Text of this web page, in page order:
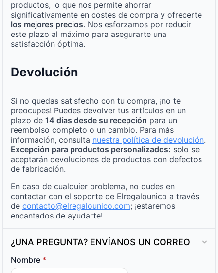
productos, lo que nos permite ahorrar
significativamente en costes de compra y ofrecerte
los mejores precios. Nos esforzamos por reducir
este plazo al máximo para asegurarte una
satisfacción óptima.
Devolución
Si no quedas satisfecho con tu compra, ¡no te
preocupes! Puedes devolver tus artículos en un
plazo de 14 días desde su recepción para un
reembolso completo o un cambio. Para más
información, consulta nuestra política de devolución.
Excepción para productos personalizados: solo se
aceptarán devoluciones de productos con defectos
de fabricación.
En caso de cualquier problema, no dudes en
contactar con el soporte de Elregalounico a través
de contacto@elregalounico.com; ¡estaremos
encantados de ayudarte!
¿UNA PREGUNTA? ENVÍANOS UN CORREO
Nombre *